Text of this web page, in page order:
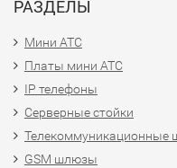
РАЗДЕЛЫ
Мини АТС
Платы мини АТС
IP телефоны
Серверные стойки
Телекоммуникационные
GSM шлюзы